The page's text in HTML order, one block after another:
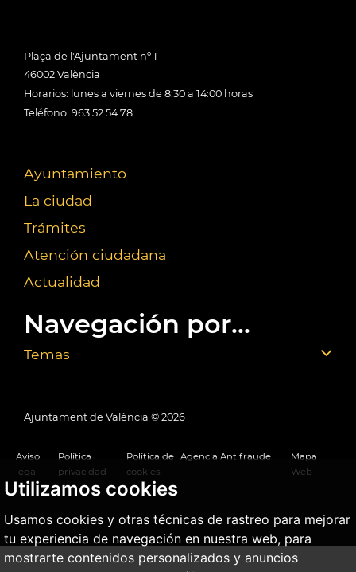
Utilizamos cookies
Usamos cookies y otras técnicas de rastreo para mejorar
tu experiencia de navegación en nuestra web, para
mostrarte contenidos personalizados y anuncios
Plaça de l'Ajuntament nº 1
46002 València
Horarios: lunes a viernes de 8:30 a 14:00 horas
Teléfono: 963 52 54 78
Ayuntamiento
La ciudad
Trámites
Atención ciudadana
Actualidad
Navegación por...
Temas
Ajuntament de València © 2026
Aviso
legal
Política
privacidad
Política de
cookies
Agencia Antifraude
Mapa
Web